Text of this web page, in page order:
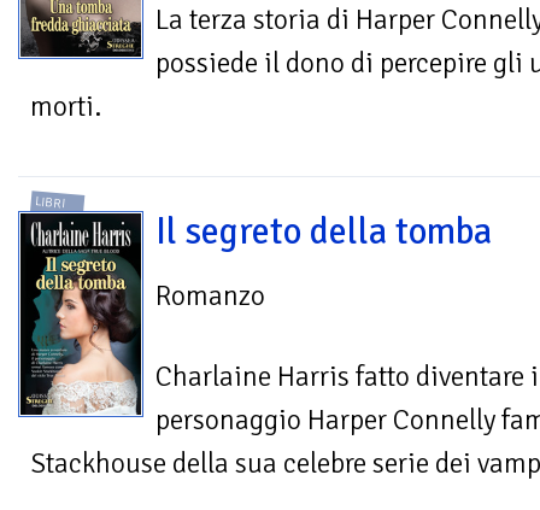
La terza storia di Harper
possiede il dono di percepire
morti.
LIBRI
Il segreto della tomba
Romanzo
Charlaine Harris fatto diventare
personaggio Harper Connelly
Stackhouse della sua celebre serie dei